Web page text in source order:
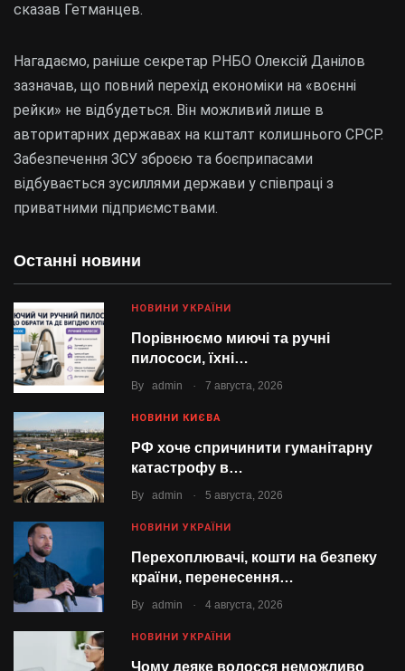
Останні новини
НОВИНИ УКРАЇНИ
Порівнюємо миючі та ручні
пилососи, їхні…
By admin . 7 августа, 2026
НОВИНИ КИЄВА
РФ хоче спричинити гуманітарну
катастрофу в…
By admin . 5 августа, 2026
НОВИНИ УКРАЇНИ
Перехоплювачі, кошти на безпеку
країни, перенесення…
By admin . 4 августа, 2026
НОВИНИ УКРАЇНИ
Чому деяке волосся неможливо
сказав Гетманцев.
Нагадаємо, раніше секретар РНБО Олексій Данілов
зазначав, що повний перехід економіки на «воєнні
рейки» не відбудеться. Він можливий лише в
авторитарних державах на кшталт колишнього СРСР.
Забезпечення ЗСУ зброєю та боєприпасами
відбувається зусиллями держави у співпраці з
приватними підприємствами.